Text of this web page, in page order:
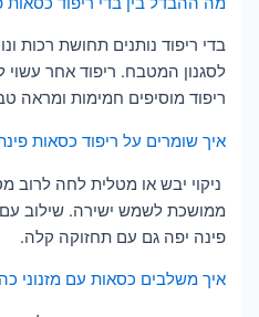
בדי ריפוד נותנים תחושת רכות
לסגנון המטבח. ריפוד אחר עשוי
ריפוד מוסיפים חמימות ומראה
איך שומרים על ריפוד כסאות
ניקוי יבש או מטלית לחה לרוב
ממושכת לשמש ישירה. שילוב עם
פינה יפה גם עם תחזוקה קלה.
איך משלבים כסאות עם מזנוני